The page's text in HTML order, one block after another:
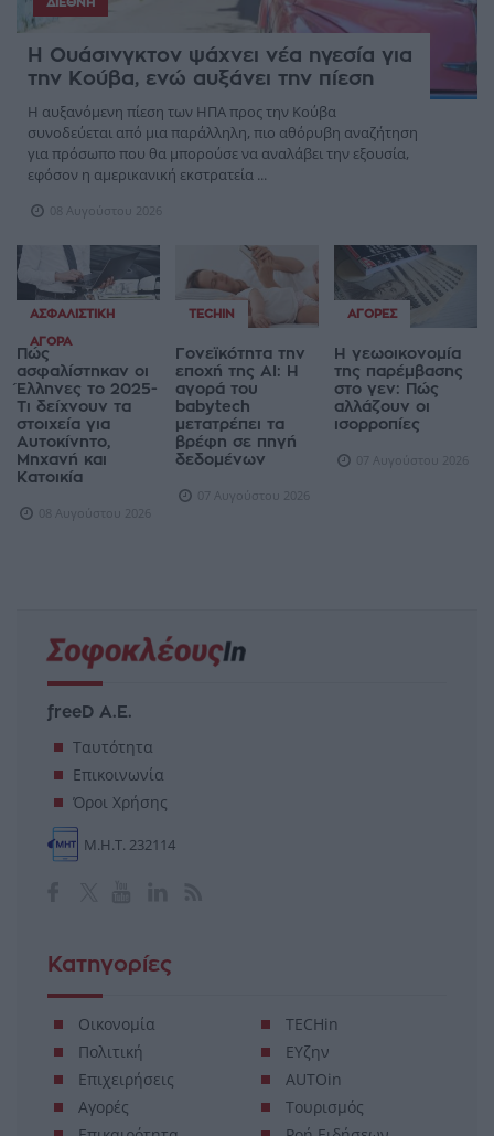
ΔΙΕΘΝΉ
Η Ουάσινγκτον ψάχνει νέα ηγεσία για
την Κούβα, ενώ αυξάνει την πίεση
Η αυξανόμενη πίεση των ΗΠΑ προς την Κούβα
συνοδεύεται από μια παράλληλη, πιο αθόρυβη αναζήτηση
για πρόσωπο που θα μπορούσε να αναλάβει την εξουσία,
εφόσον η αμερικανική εκστρατεία ...
08 Αυγούστου 2026
ΑΣΦΑΛΙΣΤΙΚΉ
ΑΓΟΡΆ
Πώς
ασφαλίστηκαν οι
Έλληνες το 2025-
Τι δείχνουν τα
στοιχεία για
Αυτοκίνητο,
Μηχανή και
Κατοικία
08 Αυγούστου 2026
TECHIN
Γονεϊκότητα την
εποχή της AI: Η
αγορά του
babytech
μετατρέπει τα
βρέφη σε πηγή
δεδομένων
07 Αυγούστου 2026
ΑΓΟΡΈΣ
Η γεωοικονομία
της παρέμβασης
στο γεν: Πώς
αλλάζουν οι
ισορροπίες
07 Αυγούστου 2026
freeD Α.Ε.
Ταυτότητα
Επικοινωνία
Όροι Χρήσης
Μ.Η.Τ. 232114
Κατηγορίες
Οικονομία
Πολιτική
Επιχειρήσεις
Αγορές
TECHin
ΕΥζην
AUTOin
Τουρισμός